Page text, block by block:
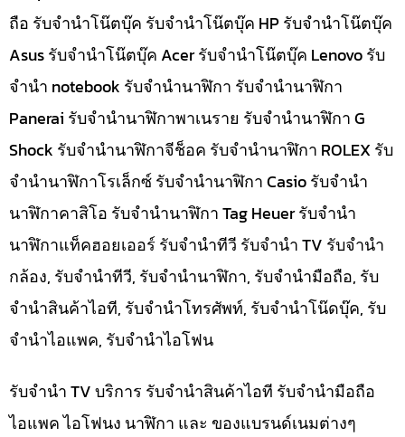
ถือ รับจำนำโน๊ตบุ๊ค รับจำนำโน๊ตบุ๊ค HP รับจำนำโน๊ตบุ๊ค
Asus รับจำนำโน๊ตบุ๊ค Acer รับจำนำโน๊ตบุ๊ค Lenovo รับ
จำนำ notebook รับจำนำนาฬิกา รับจำนำนาฬิกา
Panerai รับจำนำนาฬิกาพาเนราย รับจำนำนาฬิกา G
Shock รับจำนำนาฬิกาจีช็อค รับจำนำนาฬิกา ROLEX รับ
จำนำนาฬิกาโรเล็กซ์ รับจำนำนาฬิกา Casio รับจำนำ
นาฬิกาคาสิโอ รับจำนำนาฬิกา Tag Heuer รับจำนำ
นาฬิกาแท็คฮอยเออร์ รับจำนำทีวี รับจำนำ TV รับจำนำ
กล้อง, รับจำนำทีวี, รับจำนำนาฬิกา, รับจำนำมือถือ, รับ
จำนำสินค้าไอที, รับจำนำโทรศัพท์, รับจำนำโน๊ดบุ๊ค, รับ
จำนำไอแพค, รับจำนำไอโฟน
รับจำนำ TV บริการ รับจำนำสินค้าไอที รับจำนำมือถือ
ไอแพค ไอโฟนง นาฬิกา และ ของแบรนด์เนมต่างๆ